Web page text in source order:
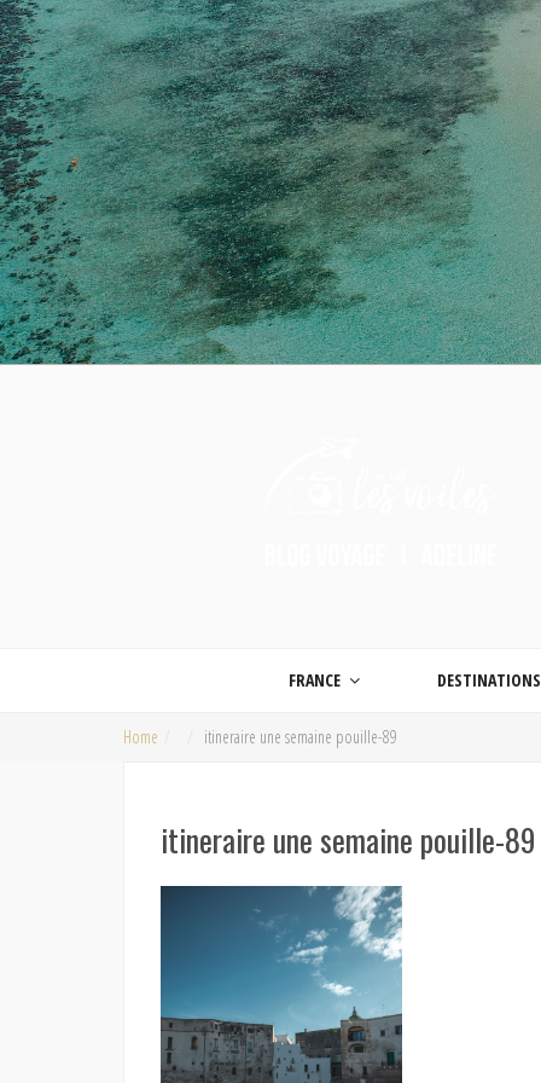
FRANCE DESTINATIONS
Home itineraire une semaine pouille-89
itineraire une semaine pouille-89